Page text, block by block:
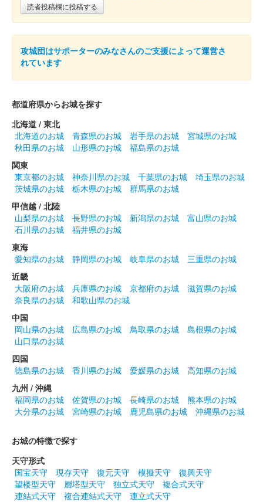
桃井城 御城印
大藪城（桃井城） 御城印 令和五年夏限定版
桃井城 御城印
桃井城 御城印 群馬戦国御城印サミット版
販売終了
大藪城（桃井城） 御城印
2023年5月3日4日に開催された「群馬戦国御城印サミット」で販
売された御城印。5月15日から現地販売開始。
桃井城 御城印
桃井城 御城印
100枚限定
桃井城 御城印 夏限定版
販売終了
読者投稿欄に投稿する
攻城団はサポーターのみなさんのご支援によって運営さ
れています
都道府県からお城を探す
北海道 / 東北
北海道のお城
青森県のお城 岩手県のお城
宮城県のお城
秋田県のお城
山形県のお城
福島県のお城
関東
東京都のお城
神奈川県のお城 千葉県のお城
埼玉県のお城
茨城県のお城
栃木県のお城
群馬県のお城
甲信越 / 北陸
山梨県のお城
長野県のお城 新潟県のお城
富山県のお城
石川県のお城
福井県のお城
東海
愛知県のお城
静岡県のお城 岐阜県のお城
三重県のお城
近畿
大阪府のお城
兵庫県のお城 京都府のお城
滋賀県のお城
奈良県のお城
和歌山県のお城
中国
岡山県のお城
広島県のお城 鳥取県のお城
島根県のお城
山口県のお城
四国
徳島県のお城
香川県のお城 愛媛県のお城
高知県のお城
九州 / 沖縄
福岡県のお城
佐賀県のお城 長崎県のお城
熊本県のお城
大分県のお城
宮崎県のお城 鹿児島県のお城 沖縄県のお城
お城の特徴で探す
天守形式
国宝天守
現存天守 復元天守 模擬天守
復興天守
望楼型天守
層塔型天守 独立式天守
複合式天守
連結式天守
複合連結式天守
連立式天守